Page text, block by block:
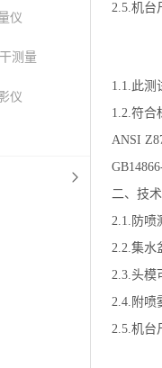
仪
测量
仪
2.5.机台
1.1.此测
1.2.符合
ANSI
二、技
2.1.防喷
2.2.集水
2.3.头模
2.4.附喷
2.5.机台